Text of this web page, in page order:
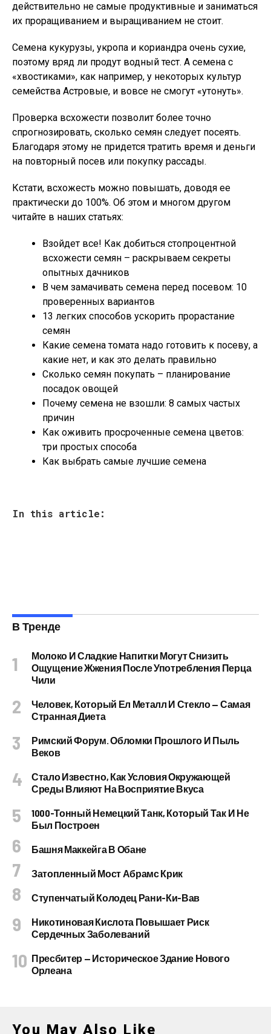
действительно не самые продуктивные и заниматься
их проращиванием и выращиванием не стоит.
Семена кукурузы, укропа и кориандра очень сухие,
поэтому вряд ли продут водный тест. А семена с
«хвостиками», как например, у некоторых культур
семейства Астровые, и вовсе не смогут «утонуть».
Проверка всхожести позволит более точно
спрогнозировать, сколько семян следует посеять.
Благодаря этому не придется тратить время и деньги
на повторный посев или покупку рассады.
Кстати, всхожесть можно повышать, доводя ее
практически до 100%. Об этом и многом другом
читайте в наших статьях:
Взойдет все! Как добиться стопроцентной
всхожести семян – раскрываем секреты
опытных дачников
В чем замачивать семена перед посевом: 10
проверенных вариантов
13 легких способов ускорить прорастание
семян
Какие семена томата надо готовить к посеву, а
какие нет, и как это делать правильно
Сколько семян покупать – планирование
посадок овощей
Почему семена не взошли: 8 самых частых
причин
Как оживить просроченные семена цветов:
три простых способа
Как выбрать самые лучшие семена
In this article:
В Тренде
Молоко И Сладкие Напитки Могут Снизить
Ощущение Жжения После Употребления Перца
Чили
Человек, Который Ел Металл И Стекло — Самая
Странная Диета
Римский Форум. Обломки Прошлого И Пыль
Веков
Стало Известно, Как Условия Окружающей
Среды Влияют На Восприятие Вкуса
1000-Тонный Немецкий Танк, Который Так И Не
Был Построен
Башня Маккейга В Обане
Затопленный Мост Абрамс Крик
Ступенчатый Колодец Рани-Ки-Вав
Никотиновая Кислота Повышает Риск
Сердечных Заболеваний
Пресбитер — Историческое Здание Нового
Орлеана
You May Also Like